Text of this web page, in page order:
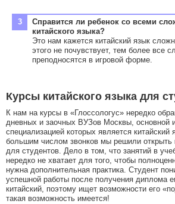
Справится ли ребенок со всеми
китайского языка?
Это нам кажется китайский язык
этого не почувствует, тем более все
преподносятся в игровой форме.
Курсы китайского языка для
К нам на курсы в «Глоссологус» нередко
дневных и заочных ВУЗов Москвы, основной
специализацией которых является китайский
большим числом звонков мы решили открыть
для студентов. Дело в том, что занятий в
нередко не хватает для того, чтобы
нужна дополнительная практика. Студент
успешной работы после получения диплома
китайский, поэтому ищет возможности его
такая возможность имеется!